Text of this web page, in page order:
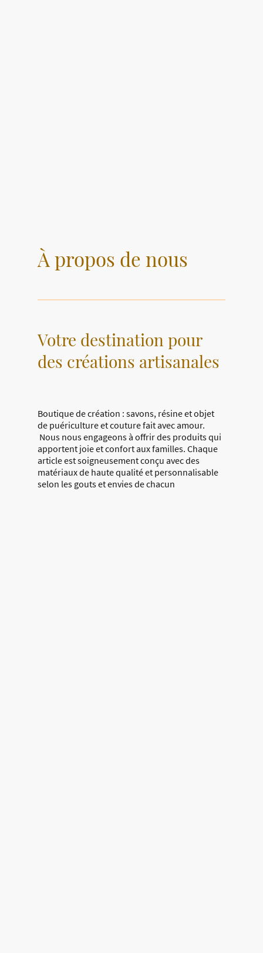
À propos de nous
Votre destination pour
des créations artisanales
Boutique de création : savons, résine et objet
de puériculture et couture fait avec amour.
Nous nous engageons à offrir des produits qui
apportent joie et confort aux familles. Chaque
article est soigneusement conçu avec des
matériaux de haute qualité et personnalisable
selon les gouts et envies de chacun